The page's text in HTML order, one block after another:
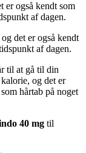
er også kendt som
af dagen.
det er også kendt
af dagen.
til at gå til din
og det er
hårtab på noget
40 mg til